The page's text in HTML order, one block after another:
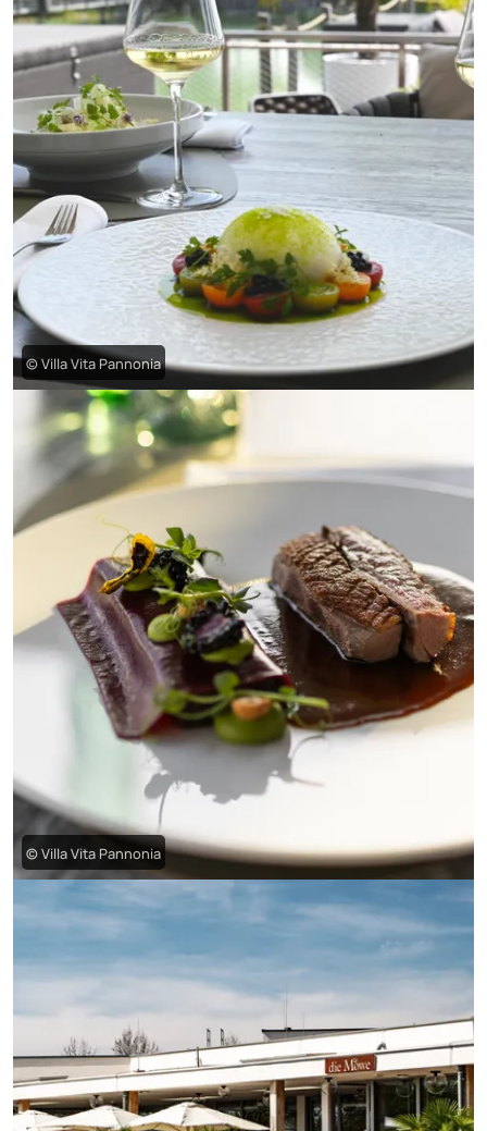
© Villa Vita Pannonia
© Villa Vita Pannonia